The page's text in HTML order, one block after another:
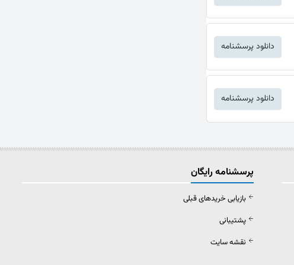
دانلود پرسشنامه
دانلود پرسشنامه
پرسشنامه رایگان
بازیابی خریدهای قبلی
پشتیبانی
نقشه سایت